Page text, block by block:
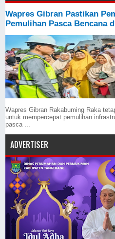
Wapres Gibran Pastikan
Pemulihan Pasca Bencana
Wapres Gibran Rakabuming Raka
untuk mempercepat pemulihan
pasca ...
ADVERTISER